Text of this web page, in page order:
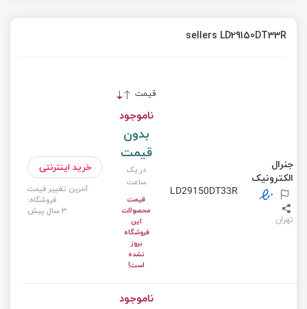
sellers LD29150DT33R
قیمت
جنرال
الکترونیک
تهران
LD29150DT33R
ناموجود
بدون
قیمت
در یک
ساعت
قیمت
محصولات
این
فروشگاه
بروز
نشده
است!
خرید اینترنتی
آخرین تغییر قیمت
فروشگاه:
3 سال پیش
ناموجود